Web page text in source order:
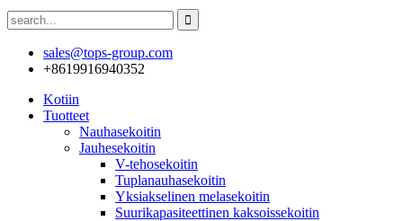
sales@tops-group.com
+8619916940352
Kotiin
Tuotteet
Nauhasekoitin
Jauhesekoitin
V-tehosekoitin
Tuplanauhasekoitin
Yksiakselinen melasekoitin
Suurikapasiteettinen kaksoissekoitin